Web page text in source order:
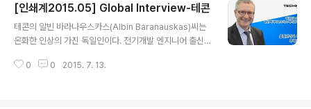
사를 대상으로 직접 조사와 우편 조사를 실시한 것을 합한
것으로, 그 결과에 따르면 일본 내에 상업&출판용 오프셋
윤전기는 전국 365개 업체에 1103대, 신문용 오프셋윤전
&출판용 오프윤전기 대수는 전년대비 65대 감소, 가장 많
[인쇄계2015.05] Global Interview-테콘
테콘의 알빈 바라나우스카스(Albin Baranauskas)씨는
온화한 인상의 가진 독일인이다. 전기개발 엔지니어 출신
시작으로 고객지원을 거쳐 현재는 세일즈 매니징 디렉터로
0 0 2015. 7. 13.